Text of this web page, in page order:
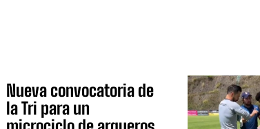
Nueva convocatoria de
la Tri para un